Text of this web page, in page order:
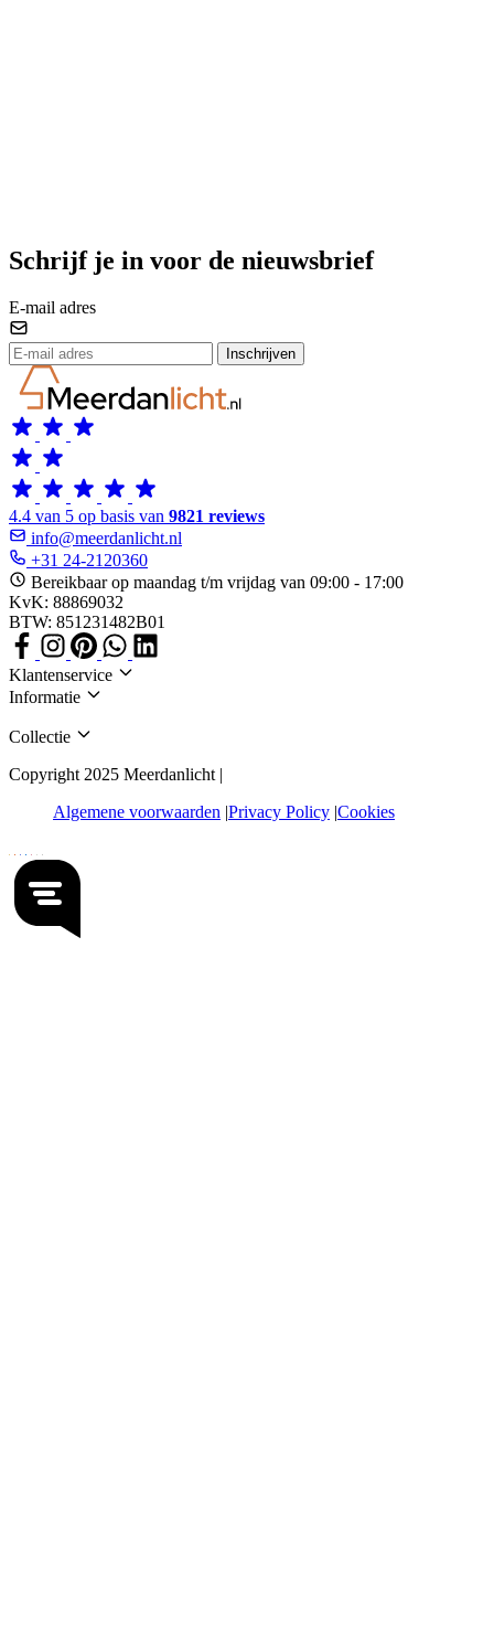
Schrijf je in voor de nieuwsbrief
E-mail adres
Inschrijven
4.4 van 5 op basis van 9821 reviews
info@meerdanlicht.nl
+31 24-2120360
Bereikbaar op maandag t/m vrijdag van 09:00 - 17:00
KvK: 88869032
BTW: 851231482B01
Klantenservice
Informatie
Collectie
Copyright 2025 Meerdanlicht |
Algemene voorwaarden Privacy Policy Cookies